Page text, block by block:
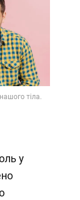
тіла.
у